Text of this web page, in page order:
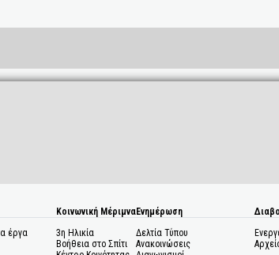
έργα
Κοινωνική Μέριμνα
3η Ηλικία
Βοήθεια στο Σπίτι
Ενημέρωση
Δελτία Τύπου
Ανακοινώσεις